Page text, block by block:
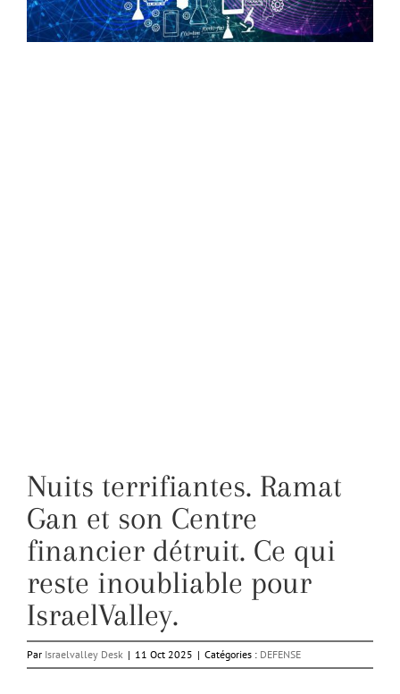
Nuits terrifiantes. Ramat
Gan et son Centre
financier détruit. Ce qui
reste inoubliable pour
IsraelValley.
Par Israelvalley Desk | 11 Oct 2025 | Catégories : DEFENSE